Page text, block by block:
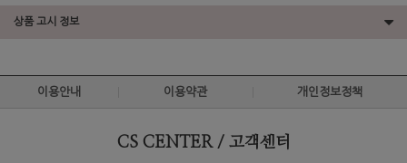
상품 고시 정보
이용안내 이용약관 개인정보정책
CS CENTER / 고객센터